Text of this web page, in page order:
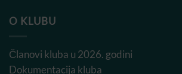
O KLUBU
Članovi kluba u 2026. godini
Dokumentacija kluba